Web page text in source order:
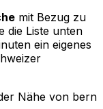
mit Bezug zu
die Liste unten
ein eigenes
Nähe von bern